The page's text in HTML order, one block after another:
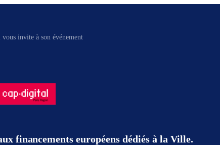
invite à son événement
financements européens dédiés à la Ville.